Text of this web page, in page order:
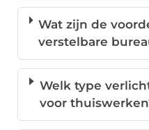
Wat zijn de
verstelbare
Welk type
voor